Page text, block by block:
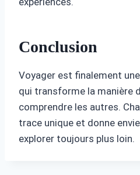
Conclusion
Voyager est finalement
qui transforme la manière
comprendre les autres.
trace unique et donne
explorer toujours plus loin.